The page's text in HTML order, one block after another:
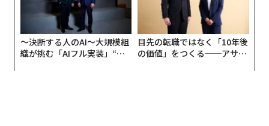
〜決断する人のAI〜大規模組
織が挑む「AIフル実装」“使
目先の転職ではなく「10年後
の価値」をつくる──アサイ